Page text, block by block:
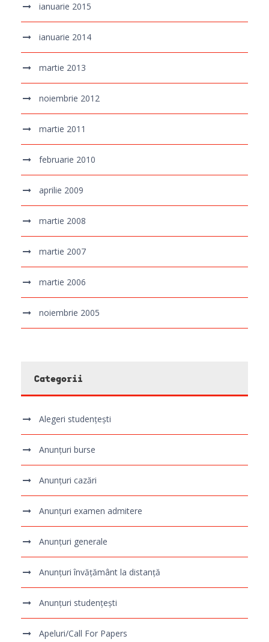
ianuarie 2015
ianuarie 2014
martie 2013
noiembrie 2012
martie 2011
februarie 2010
aprilie 2009
martie 2008
martie 2007
martie 2006
noiembrie 2005
Categorii
Alegeri studențești
Anunțuri burse
Anunțuri cazări
Anunțuri examen admitere
Anunțuri generale
Anunțuri învățământ la distanță
Anunțuri studențești
Apeluri/Call For Papers